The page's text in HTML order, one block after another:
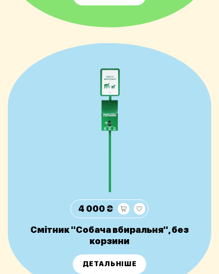
4 000 ₴
Смітник "Собача вбиральня", без
корзини
ДЕТАЛЬНІШЕ